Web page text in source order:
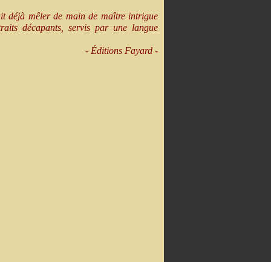
déjà mêler de main de maître intrigue
décapants, servis par une langue
- Éditions Fayard -